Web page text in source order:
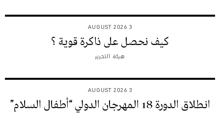
3 AUGUST 2026
كيف نحصل على ذاكرة قوية ؟
هيئة التحرير
3 AUGUST 2026
انطلاق الدورة 18 المهرجان الدولي “أطفال السلام”